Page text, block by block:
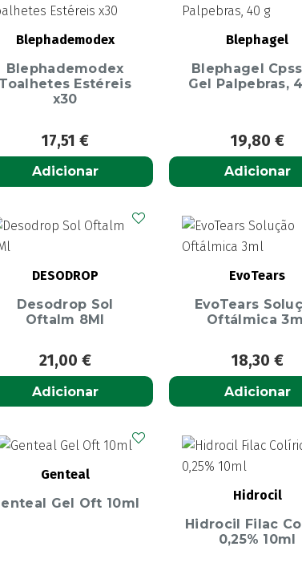
Blephademodex
Blephademodex
Estéreis
x30
17,51 €
Adicionar
Blephagel
Blephagel
Gel Palpebras,
19,80 €
Adicionar
DESODROP
Desodrop Sol
Oftalm 8Ml
21,00 €
Adicionar
EvoTears
EvoTears
Oftálmica
18,30 €
Adicionar
Genteal
Gel Oft 10ml
Hidrocil
Hidrocil Filac
0,25% 10ml